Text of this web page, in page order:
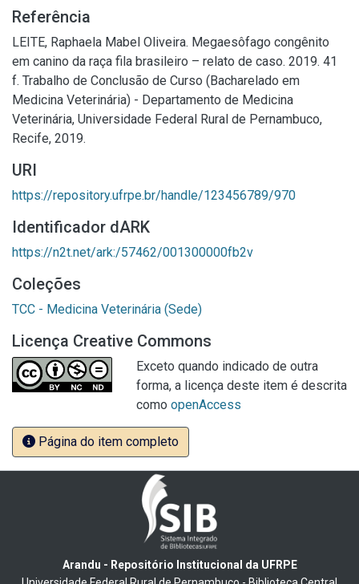
Referência
LEITE, Raphaela Mabel Oliveira. Megaesôfago congênito
em canino da raça fila brasileiro – relato de caso. 2019. 41
f. Trabalho de Conclusão de Curso (Bacharelado em
Medicina Veterinária) - Departamento de Medicina
Veterinária, Universidade Federal Rural de Pernambuco,
Recife, 2019.
URI
https://repository.ufrpe.br/handle/123456789/970
Identificador dARK
https://n2t.net/ark:/57462/001300000fb2v
Coleções
TCC - Medicina Veterinária (Sede)
Licença Creative Commons
Exceto quando indicado de outra
forma, a licença deste item é descrita
como openAccess
Página do item completo
Arandu - Repositório Institucional da UFRPE